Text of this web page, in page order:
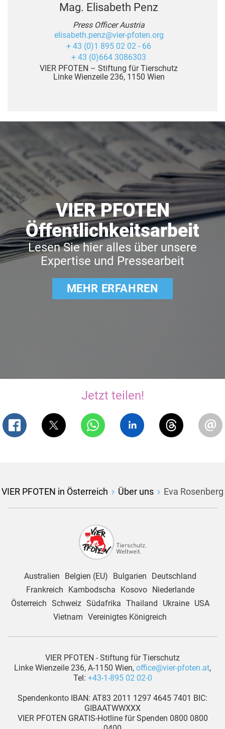
Mag. Elisabeth Penz
Press Officer Austria
elisabeth.penz@vier-pfoten.org
+ 43 (0)1 895 02 02 - 66
+ 43 (0)664 3086303
VIER PFOTEN – Stiftung für Tierschutz
Linke Wienzeile 236, 1150 Wien
VIER PFOTEN
Öffentlichkeitsarbeit
Lesen Sie hier alles über unsere
Expertise und Pressearbeit
MEHR ERFAHREN
Jetzt teilen!
VIER PFOTEN in Österreich Über uns Eva Rosenberg
Australien Belgien (EU) Bulgarien
Deutschland
Frankreich
Kambodscha Kosovo
Niederlande
Österreich Schweiz Südafrika Thailand Ukraine
USA
Vietnam Vereinigtes Königreich
VIER PFOTEN - Stiftung für Tierschutz
Linke Wienzeile 236, A-1150 Wien, office@vier-pfoten.at,
Tel: +43-1-895 02 02-0
Spendenkonto IBAN: AT83 2011 1297 4645 7401 BIC:
GIBAATWWXXX
VIER PFOTEN GRATIS-Hotline für Spenden 0800 0800